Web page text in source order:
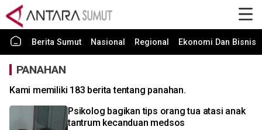
Berita Sumut Nasional Regional Ekonomi Dan Bisnis
PANAHAN
Kami memiliki 183 berita tentang panahan.
Psikolog bagikan tips orang tua atasi anak
tantrum kecanduan medsos